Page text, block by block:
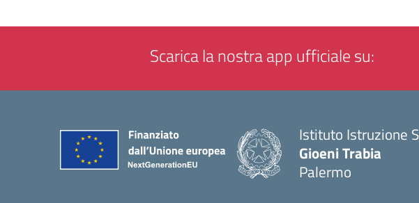
Scarica la nostra app ufficiale su:
Istituto Istruzione
Gioeni Trabia
Palermo